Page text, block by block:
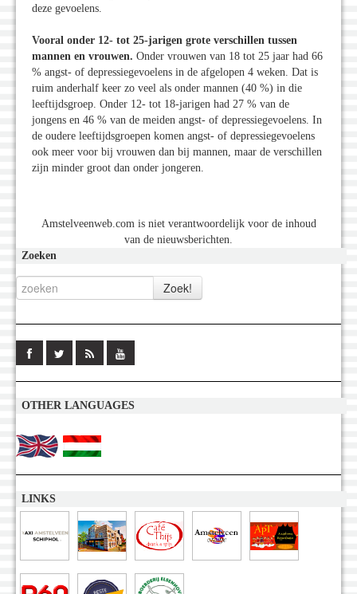
deze gevoelens.
Vooral onder 12- tot 25-jarigen grote verschillen tussen
mannen en vrouwen. Onder vrouwen van 18 tot 25 jaar had 66
% angst- of depressiegevoelens in de afgelopen 4 weken. Dat is
ruim anderhalf keer zo veel als onder mannen (40 %) in die
leeftijdsgroep. Onder 12- tot 18-jarigen had 27 % van de
jongens en 46 % van de meiden angst- of depressiegevoelens. In
de oudere leeftijdsgroepen komen angst- of depressiegevoelens
ook meer voor bij vrouwen dan bij mannen, maar de verschillen
zijn minder groot dan onder jongeren.
Amstelveenweb.com is niet verantwoordelijk voor de inhoud
van de nieuwsberichten.
Zoeken
OTHER LANGUAGES
LINKS